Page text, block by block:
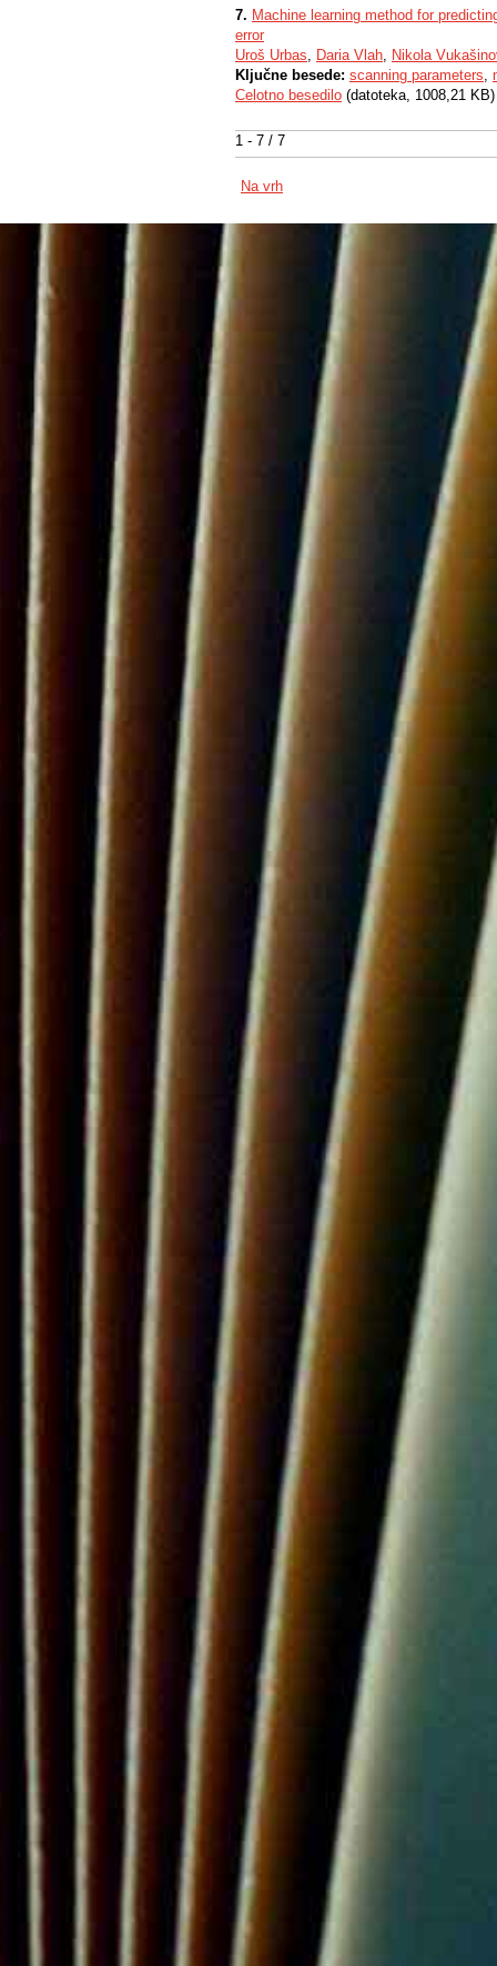
1 - 7 / 7
7. Machine learning method for
error
Uroš Urbas, Daria Vlah, Nikola
Ključne besede: scanning parameters,
Celotno besedilo (datoteka, 1008,21
Na vrh